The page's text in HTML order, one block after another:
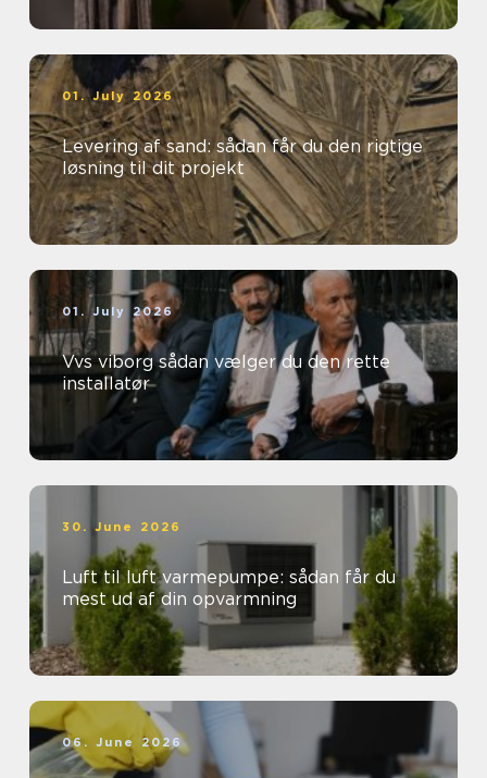
01. July 2026
Levering af sand: sådan får du den rigtige
løsning til dit projekt
01. July 2026
Vvs viborg sådan vælger du den rette
installatør
30. June 2026
Luft til luft varmepumpe: sådan får du
mest ud af din opvarmning
06. June 2026